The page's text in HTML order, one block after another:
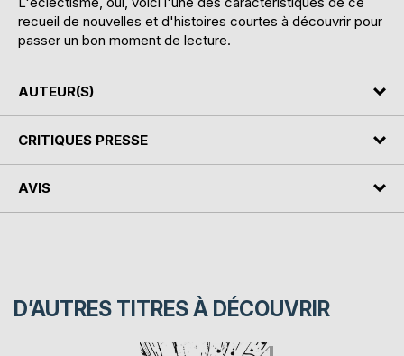
recueil de nouvelles et d'histoires courtes à découvrir pour
passer un bon moment de lecture.
AUTEUR(S)
CRITIQUES PRESSE
AVIS
D’AUTRES TITRES À DÉCOUVRIR